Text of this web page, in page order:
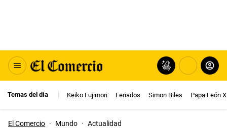
Temas del día Keiko Fujimori Feriados Simon Biles Papa León
El Comercio · Mundo · Actualidad